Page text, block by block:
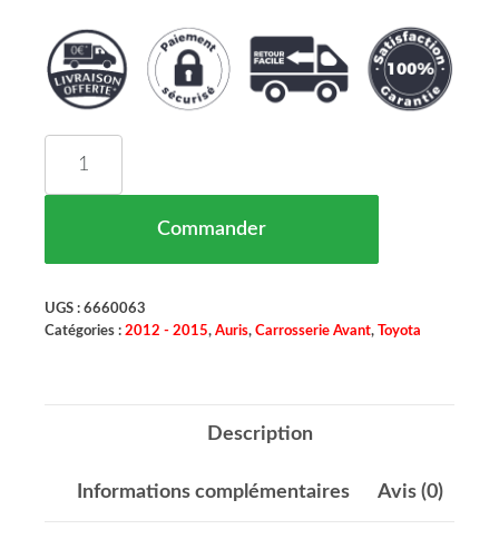
Commander
UGS : 6660063
Catégories : 2012 - 2015, Auris, Carrosserie Avant, Toyota
Description
Informations complémentaires Avis (0)